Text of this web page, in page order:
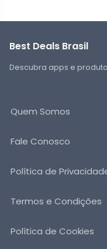
Best Deals Brasil
Descubra apps e
Quem Somos
Fale Conosco
Política de
Termos e Condições
Política de Cookies